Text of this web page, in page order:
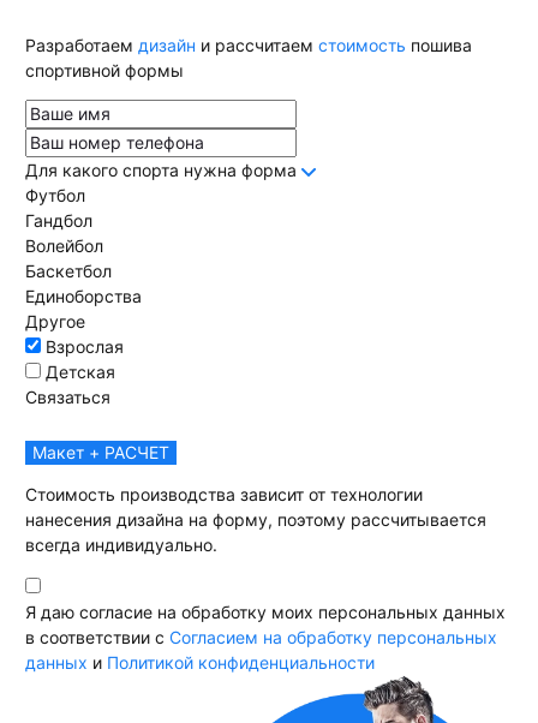
Разработаем дизайн и рассчитаем стоимость пошива
спортивной формы
Для какого спорта нужна форма
Футбол
Гандбол
Волейбол
Баскетбол
Единоборства
Другое
Взрослая
Детская
Связаться
Макет + РАСЧЕТ
Стоимость производства зависит от технологии
нанесения дизайна на форму, поэтому рассчитывается
всегда индивидуально.
Я даю согласие на обработку моих персональных данных
в соответствии с Согласием на обработку персональных
данных и Политикой конфиденциальности